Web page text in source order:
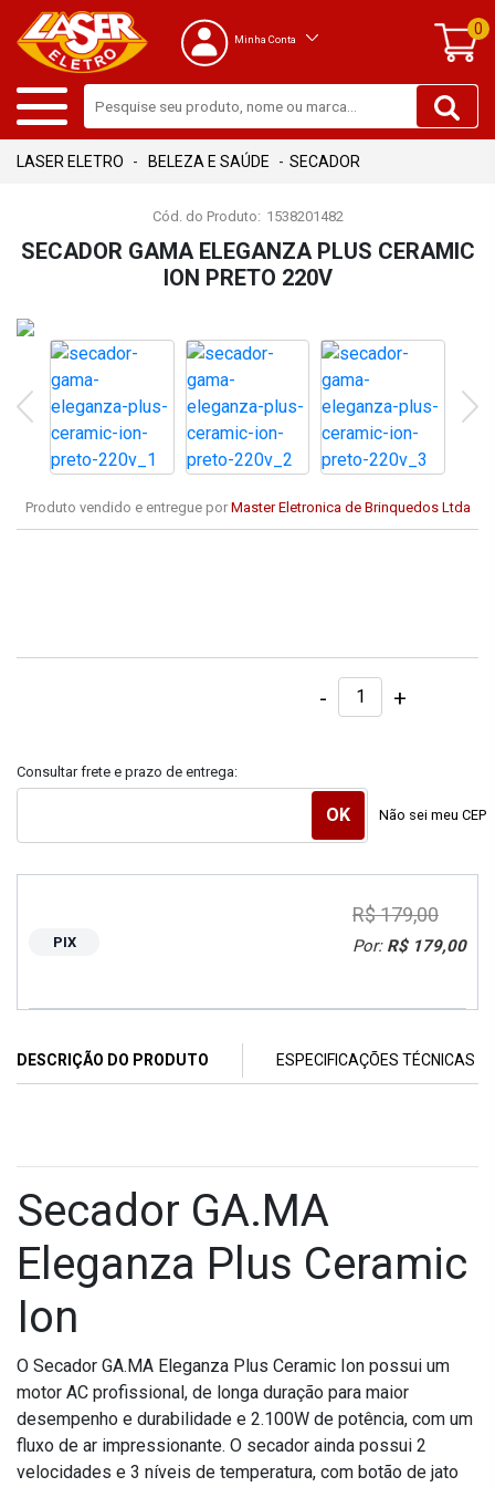
Minha Conta
0
BELEZA E SAÚDE SECADOR
Cód. do Produto: 1538201482
SECADOR GAMA ELEGANZA PLUS CERAMIC
ION PRETO 220V
Produto vendido e entregue por Master Eletronica de Brinquedos Ltda
- +
Consultar frete e prazo de entrega:
Não sei meu CEP
PIX Por: R$ 179,00
R$ 179,00
DESCRIÇÃO DO PRODUTO ESPECIFICAÇÕES TÉCNICAS
Secador GA.MA
Eleganza Plus Ceramic
Ion
O Secador GA.MA Eleganza Plus Ceramic Ion possui um
motor AC profissional, de longa duração para maior
desempenho e durabilidade e 2.100W de potência, com um
fluxo de ar impressionante. O secador ainda possui 2
velocidades e 3 níveis de temperatura, com botão de jato